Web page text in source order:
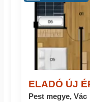
ELADÓ ÚJ
Pest megye, Vác